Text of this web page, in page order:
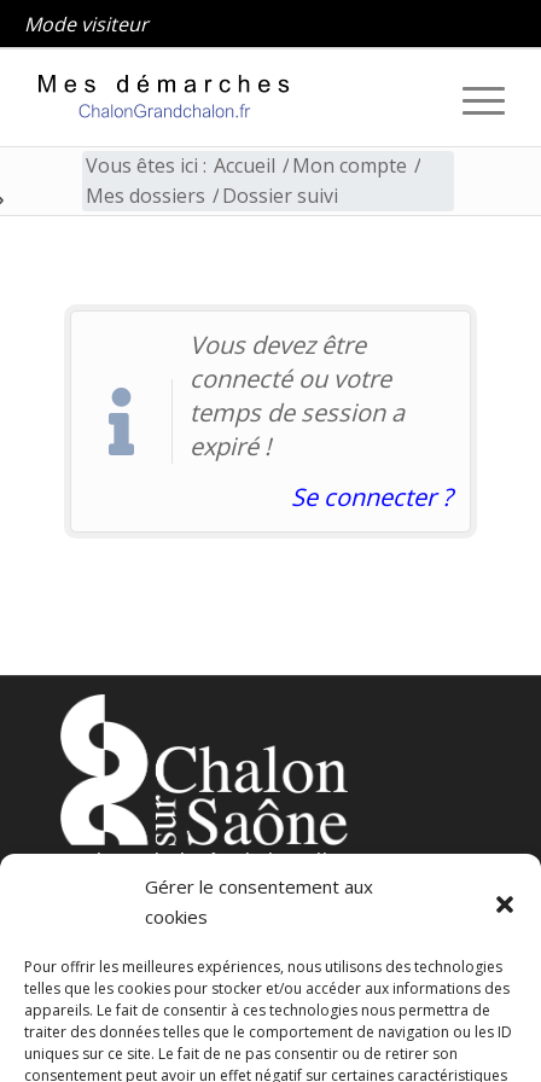
Mode visiteur
Vous êtes ici : Accueil /Mon compte /
Mes dossiers /Dossier suivi
Dossier suivi
Vous devez être
connecté ou votre
temps de session a
expiré !
Se connecter ?
3place de l’Hôtel-de-Ville
71100 – Chalon-sur-Saône
Gérer le consentement aux
cookies
Pour offrir les meilleures expériences, nous utilisons des technologies
telles que les cookies pour stocker et/ou accéder aux informations des
appareils. Le fait de consentir à ces technologies nous permettra de
traiter des données telles que le comportement de navigation ou les ID
uniques sur ce site. Le fait de ne pas consentir ou de retirer son
consentement peut avoir un effet négatif sur certaines caractéristiques